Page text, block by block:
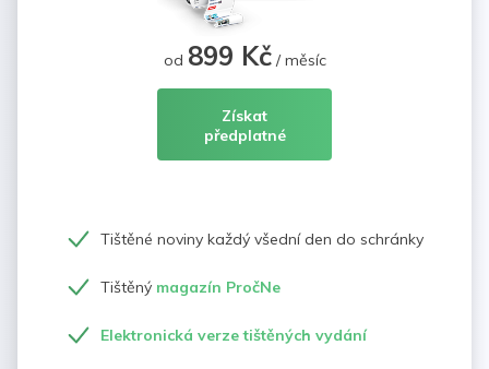
od 899 Kč/ měsíc
Získat
předplatné
Tištěné noviny každý všední den do schránky
Tištěný magazín PročNe
Elektronická verze tištěných vydání